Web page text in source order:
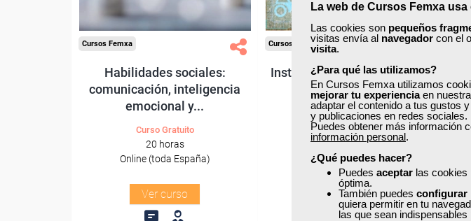
La web de Cursos Femxa
Las cookies son pequeños
visitas envía al navegador con el
visita.
¿Para qué las utilizamos?
En Cursos Femxa utilizamos
mejorar tu experienciaen
adaptar el contenido a tus gustos
y publicaciones en redes sociales.
Puedes obtener más información
información personal.
¿Qué puedes hacer?
Puedes aceptar las cookies
óptima.
También puedes configurar
quiera permitir en tu
las que sean indispensables
Cursos Femxa
Habilidades sociales:
comunicación, inteligencia
emocional y...
Curso Gratuito
20 horas
Online (toda España)
Ver curso
Cursos Femxa
Instalación y mantenimiento
industrial
Curso Gratuito
210 horas
Online (toda España)
Ver curso